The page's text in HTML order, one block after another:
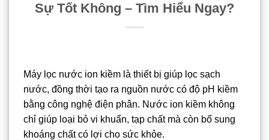
Sự Tốt Không – Tìm Hiểu Ngay?
Máy lọc nước ion kiềm là thiết bị giúp lọc sạch
nước, đồng thời tạo ra nguồn nước có độ pH kiềm
bằng công nghệ điện phân. Nước ion kiềm không
chỉ giúp loại bỏ vi khuẩn, tạp chất mà còn bổ sung
khoáng chất có lợi cho sức khỏe.